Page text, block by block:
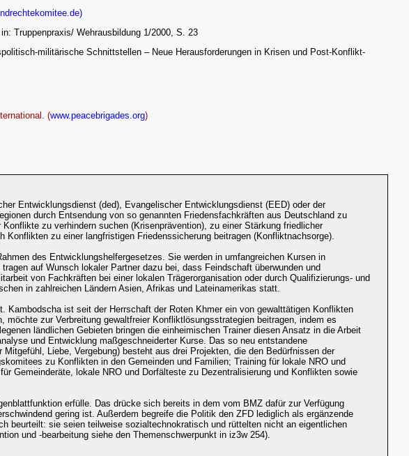
Truppenpraxis/ Wehrausbildung 1/2000, S. 23
militärische Schnittstellen – Neue Herausforderungen in Krisen und Post-Konflikt-
(www.peacebrigades.org)
Entwicklungsdienst (ded), Evangelischer Entwicklungsdienst (EED) oder der
durch Entsendung von so genannten Friedensfachkräften aus Deutschland zu
zu verhindern suchen (Krisenprävention), zu einer Stärkung friedlicher
zu einer langfristigen Friedenssicherung beitragen (Konfliktnachsorge).
des Entwicklungshelfergesetzes. Sie werden in umfangreichen Kursen in
auf Wunsch lokaler Partner dazu bei, dass Feindschaft überwunden und
von Fachkräften bei einer lokalen Trägerorganisation oder durch Qualifizierungs- und
in zahlreichen Ländern Asien, Afrikas und Lateinamerikas statt.
ist seit der Herrschaft der Roten Khmer ein von gewalttätigen Konflikten
zur Verbreitung gewaltfreier Konfliktlösungsstrategien beitragen, indem es
ländlichen Gebieten bringen die einheimischen Trainer diesen Ansatz in die Arbeit
und Entwicklung maßgeschneiderter Kurse. Das so neu entstandene
Liebe, Vergebung) besteht aus drei Projekten, die den Bedürfnissen der
zu Konflikten in den Gemeinden und Familien; Training für lokale NRO und
Gemeinderäte, lokale NRO und Dorfälteste zu Dezentralisierung und Konflikten sowie
erfülle. Das drücke sich bereits in dem vom BMZ dafür zur Verfügung
gering ist. Außerdem begreife die Politik den ZFD lediglich als ergänzende
beurteilt: sie seien teilweise sozialtechnokratisch und rüttelten nicht an eigentlichen
und -bearbeitung siehe den Themenschwerpunkt in iz3w 254).